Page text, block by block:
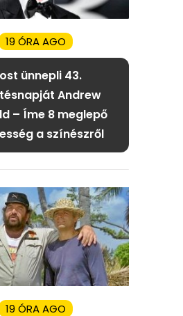
19 ÓRA AGO
ünnepli 43.
Andrew
– Íme 8 meglepő
a színészről
19 ÓRA AGO